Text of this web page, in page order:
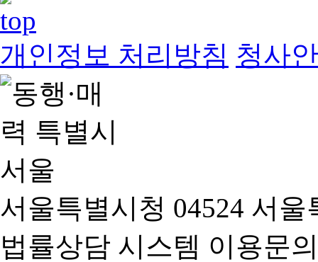
개인정보 처리방침 청사
서울특별시청 04524 서
법률상담 시스템 이용문